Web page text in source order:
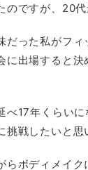
のですが、20
だった私がフ
に出場すると
べ17年くらい
挑戦したいと思
らボディメイク